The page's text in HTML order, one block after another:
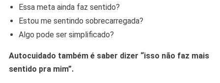
Essa meta ainda faz sentido?
Estou me sentindo sobrecarregada?
Algo pode ser simplificado?
Autocuidado também é saber dizer “isso não faz mais
sentido pra mim”.